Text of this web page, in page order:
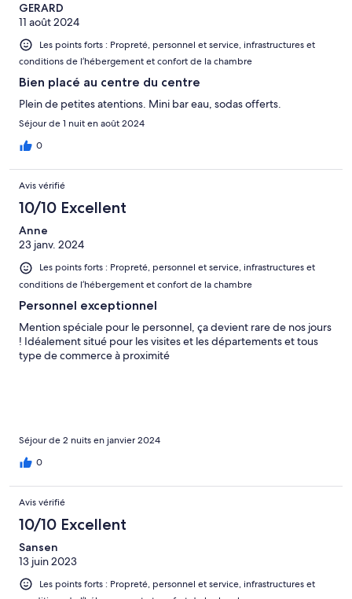
GERARD
11 août 2024
Les points forts : Propreté, personnel et service, infrastructures et
conditions de l’hébergement et confort de la chambre
Bien placé au centre du centre
Plein de petites atentions. Mini bar eau, sodas offerts.
Séjour de 1 nuit en août 2024
0
Avis vérifié
10/10 Excellent
Anne
23 janv. 2024
Les points forts : Propreté, personnel et service, infrastructures et
conditions de l’hébergement et confort de la chambre
Personnel exceptionnel
Mention spéciale pour le personnel, ça devient rare de nos jours
! Idéalement situé pour les visites et les départements et tous
type de commerce à proximité
Séjour de 2 nuits en janvier 2024
0
Avis vérifié
10/10 Excellent
Sansen
13 juin 2023
Les points forts : Propreté, personnel et service, infrastructures et